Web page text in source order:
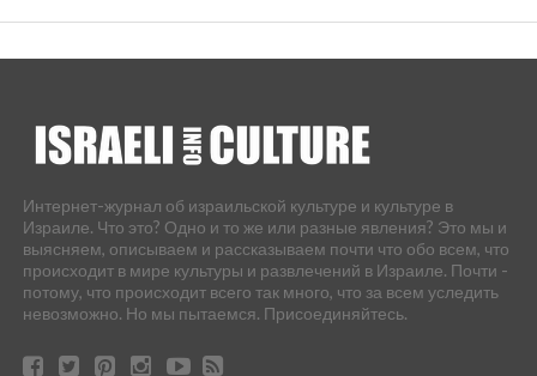
Интернет-журнал об израильской культуре и культуре в
Израиле. Что это? Одно и то же или разные явления? Это мы и
выясняем, описываем и рассказываем почти что обо всем, что
происходит в мире культуры и развлечений в Израиле. Почти -
потому, что происходит всего так много, что за всем уследить
невозможно. Но мы пытаемся. Присоединяйтесь.